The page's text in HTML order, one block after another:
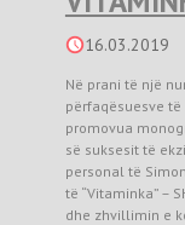
16.03.2019
Në prani të një
përfaqësuesve
promovua
së suksesit të
personal të
të “Vitaminka” –
dhe zhvillimin e